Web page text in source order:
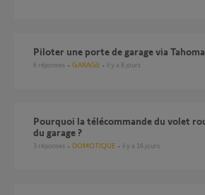
Piloter une porte de garage via Tahoma
6 réponses GARAGE il y a 8 jours
pourquoi la télécommande du volet roulant ouvre la porte
du garage ?
3 réponses DOMOTIQUE il y a 16 jours